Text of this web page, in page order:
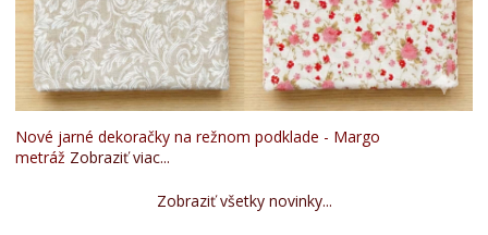
Nové jarné dekoračky na režnom podklade - Margo
metráž Zobraziť viac...
Zobraziť všetky novinky...